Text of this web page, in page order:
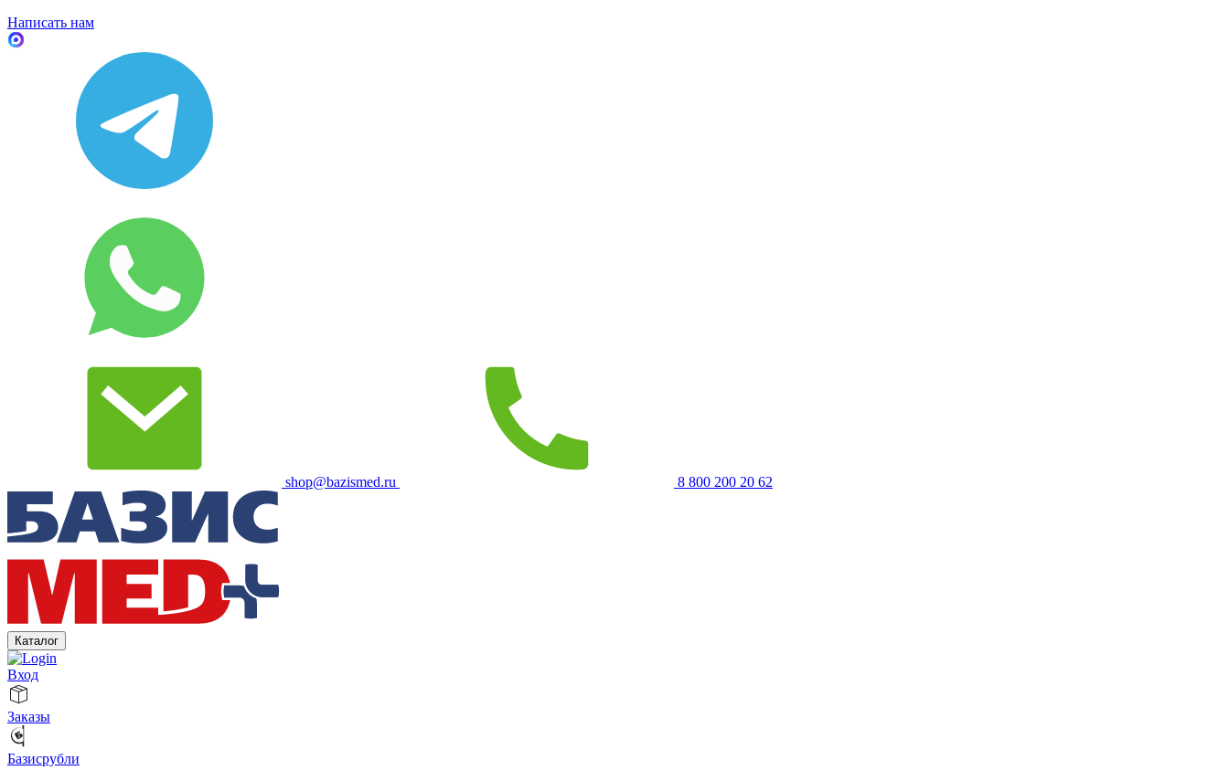
Написать нам
shop@bazismed.ru 8 800 200 20 62
Каталог
Вход
Заказы
Базисрубли